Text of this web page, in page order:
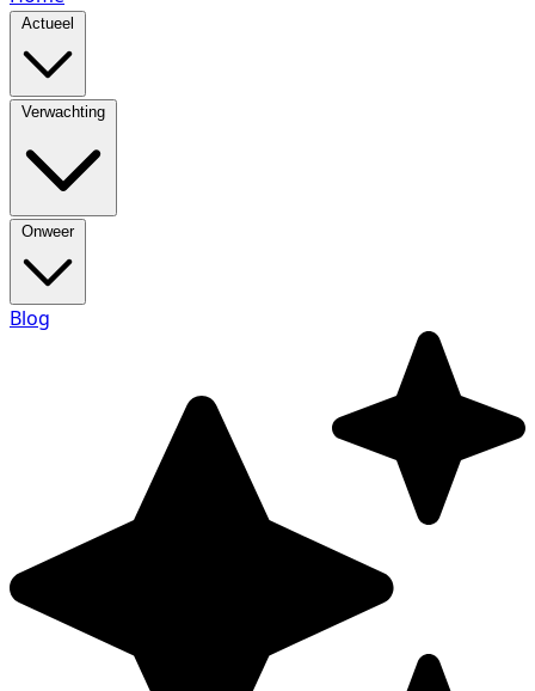
Actueel
Verwachting
Onweer
Blog